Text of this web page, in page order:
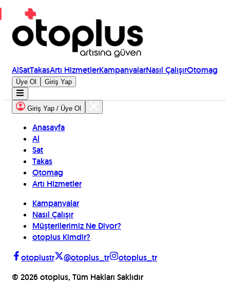
AlSatTakasArtı HizmetlerKampanyalarNasıl ÇalışırOtomag
Üye Ol Giriş Yap
Giriş Yap / Üye Ol
Anasayfa
Al
Sat
Takas
Otomag
Artı Hizmetler
Kampanyalar
Nasıl Çalışır
Müşterilerimiz Ne Diyor?
otoplus Kimdir?
otoplustr
@otoplus_tr
otoplus_tr
© 2026 otoplus, Tüm Hakları Saklıdır